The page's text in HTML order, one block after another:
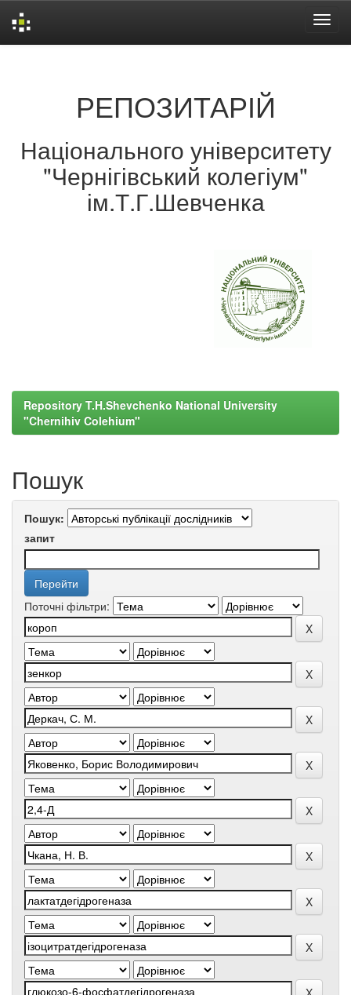
РЕПОЗИТАРІЙ
Національного університету
"Чернігівський колегіум"
ім.Т.Г.Шевченка
Repository T.H.Shevchenko National University
"Chernihiv Colehium"
Пошук
Пошук:
запит
Поточні фільтри: